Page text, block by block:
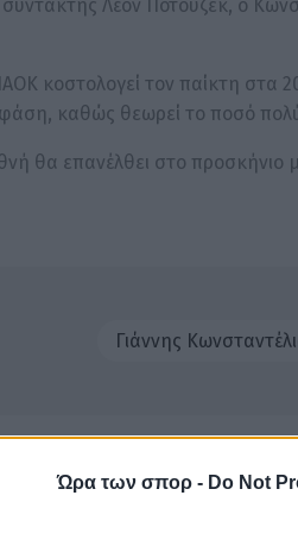
Ώρα των σπορ - Do Not
Λέον Πότουζεκ, ο
ΠΑΟΚ κοστολογεί τον παίκτη
καθώς θεωρεί το ποσό
θα επανέλθει στο
Γιάννης